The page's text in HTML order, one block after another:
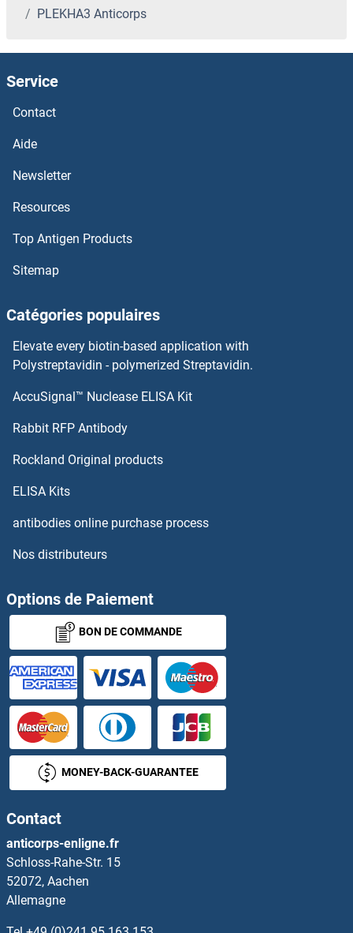
PLCz1 Anticorps
PLCL1 Anticorps
PLCH1 Anticorps
PLCE1 Anticorps
PLC Anticorps
PLEKHA4 Anticorps
PLEKHA7 Anticorps
PLEKHA8 Anticorps
PLEKHB1 Anticorps
PLEKHB2 Anticorps
PLEKHF1 Anticorps
PLEKHF2 Anticorps
PLEKHG2 Anticorps
PLEKHG4 Anticorps
PLEKHG5 Anticorps
PLEKHG6 Anticorps
PLEKHM1 Anticorps
PLEKHM2 Anticorps
PLEKHA3 Anticorps
Service
Contact
Aide
Newsletter
Resources
Top Antigen Products
Sitemap
Catégories populaires
Elevate every biotin-based application with
Polystreptavidin - polymerized Streptavidin.
AccuSignal™ Nuclease ELISA Kit
Rabbit RFP Antibody
Rockland Original products
ELISA Kits
antibodies online purchase process
Nos distributeurs
Options de Paiement
BON DE COMMANDE
MONEY-BACK-GUARANTEE
Contact
anticorps-enligne.fr
Schloss-Rahe-Str. 15
52072, Aachen
Allemagne